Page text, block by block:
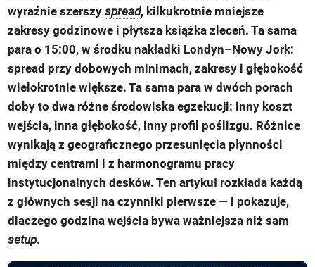
wyraźnie szerszyspread, kilkukrotnie mniejsze
zakresy godzinowe i płytsza książka zleceń. Ta sama
para o 15:00, w środku nakładki Londyn–Nowy Jork:
spread przy dobowych minimach, zakresy i głębokość
wielokrotnie większe. Ta sama para w dwóch porach
doby to dwa różne środowiska egzekucji: inny koszt
wejścia, inna głębokość, inny profil poślizgu. Różnice
wynikają z geograficznego przesunięcia płynności
między centrami i z harmonogramu pracy
instytucjonalnych desków. Ten artykuł rozkłada każdą
z głównych sesji na czynniki pierwsze — i pokazuje,
dlaczego godzina wejścia bywa ważniejsza niż sam
setup.